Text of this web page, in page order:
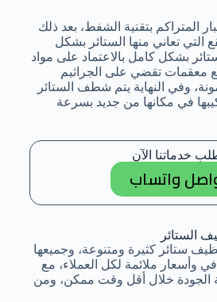
المتراكم بتقنية الشفط، بعد ذلك
التي تعاني منها الستائر بشكل
بشكل كامل بالاعتماد على مواد
معقمات تقضي على الجراثيم
وفي النهاية يتم شطف الستائر
في مكانها من جديد بسرعة
خدماتنا الآن
واتساب
الستائر
ستائر كثيرة ومتنوعة، وجميعها
وأسعار ملائمة لكل العملاء، مع
الجودة خلال أقل وقت ممكن، ومن